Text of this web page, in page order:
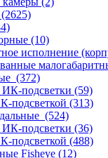
(2625)
(10)
исполнение
(372)
ИК-подсветки (59)
подсветкой (313)
(524)
ИК-подсветки (36)
подсветкой (488)
Fisheye (12)